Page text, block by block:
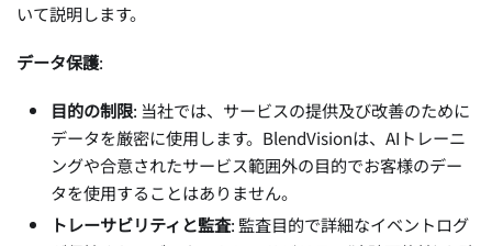
いて説明します。
データ保護:
目的の制限: 当社では、サービスの提供及び改善のために
データを厳密に使用します。BlendVisionは、AIトレーニ
ングや合意されたサービス範囲外の目的でお客様のデー
タを使用することはありません。
トレーサビリティと監査: 監査目的で詳細なイベントログ